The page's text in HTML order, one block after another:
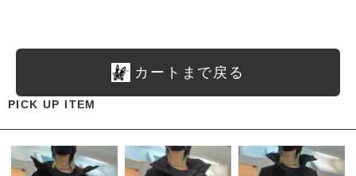
カートまで戻る
PICK UP ITEM